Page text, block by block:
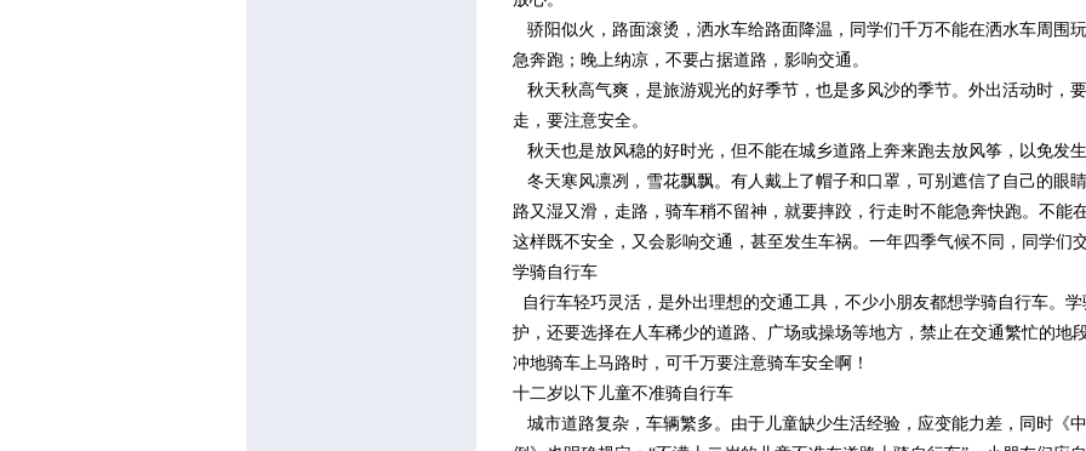
骄阳似火，路面滚烫，洒水车给路面降温，同学们千万不能在洒水车周围
急奔跑；晚上纳凉，不要占据道路，影响交通。
秋天秋高气爽，是旅游观光的好季节，也是多风沙的季节。外出活动时，
走，要注意安全。
秋天也是放风稳的好时光，但不能在城乡道路上奔来跑去放风筝，以免发
冬天寒风凛冽，雪花飘飘。有人戴上了帽子和口罩，可别遮信了自己的眼
路又湿又滑，走路，骑车稍不留神，就要摔跤，行走时不能急奔快跑。不能
这样既不安全，又会影响交通，甚至发生车祸。一年四季气候不同，同学们
学骑自行车
自行车轻巧灵活，是外出理想的交通工具，不少小朋友都想学骑自行车。
护，还要选择在人车稀少的道路、广场或操场等地方，禁止在交通繁忙的地
冲地骑车上马路时，可千万要注意骑车安全啊！
十二岁以下儿童不准骑自行车
城市道路复杂，车辆繁多。由于儿童缺少生活经验，应变能力差，同时《